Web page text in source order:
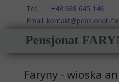
Pensjonat
Tel: +48 668 645 146
Email: kontakt@pensjonat-
Faryny - wioska